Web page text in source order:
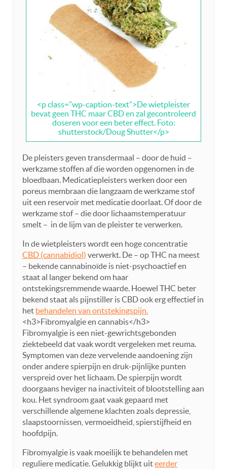
<p class=”wp-caption-text”>De wietpleister
bevat geen THC maar CBD en zal gecontroleerd
doseren voor een beter effect. Foto:
shutterstock/Doug Shutter</p>
De pleisters geven transdermaal – door de huid –
werkzame stoffen af die worden opgenomen in de
bloedbaan. Medicatiepleisters werken door een
poreus membraan die langzaam de werkzame stof
uit een reservoir met medicatie doorlaat. Of door de
werkzame stof – die door lichaamstemperatuur
smelt – in de lijm van de pleister te verwerken.
In de wietpleisters wordt een hoge concentratie
CBD (cannabidiol) verwerkt. De – op THC na meest
– bekende cannabinoïde is niet-psychoactief en
staat al langer bekend om haar
ontstekingsremmende waarde. Hoewel THC beter
bekend staat als pijnstiller is CBD ook erg effectief in
het behandelen van ontstekingspijn.
<h3>Fibromyalgie en cannabis</h3>
Fibromyalgie is een niet-gewrichtsgebonden
ziektebeeld dat vaak wordt vergeleken met reuma.
Symptomen van deze vervelende aandoening zijn
onder andere spierpijn en druk-pijnlijke punten
verspreid over het lichaam. De spierpijn wordt
doorgaans heviger na inactiviteit of blootstelling aan
kou. Het syndroom gaat vaak gepaard met
verschillende algemene klachten zoals depressie,
slaapstoornissen, vermoeidheid, spierstijfheid en
hoofdpijn.
Fibromyalgie is vaak moeilijk te behandelen met
reguliere medicatie. Gelukkig blijkt uiteerder